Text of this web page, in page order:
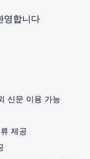
영합니다
신문 이용 가능
제공